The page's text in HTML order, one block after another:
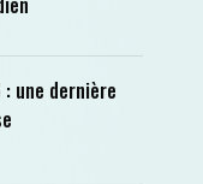
une dernière